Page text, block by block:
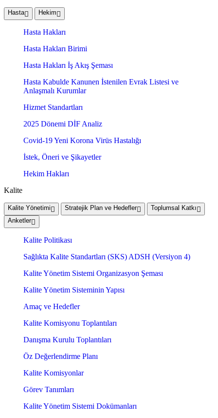
Hasta Hekim
Hasta Hakları
Hasta Hakları Birimi
Hasta Hakları İş Akış Şeması
Hasta Kabulde Kanunen İstenilen Evrak Listesi ve
Anlaşmalı Kurumlar
Hizmet Standartları
2025 Dönemi DİF Analiz
Covid-19 Yeni Korona Virüs Hastalığı
İstek, Öneri ve Şikayetler
Hekim Hakları
Kalite
Kalite Yönetimi Stratejik Plan ve Hedefler
Toplumsal Katkı
Anketler
Kalite Politikası
Sağlıkta Kalite Standartları (SKS) ADSH (Versiyon 4)
Kalite Yönetim Sistemi Organizasyon Şeması
Kalite Yönetim Sisteminin Yapısı
Amaç ve Hedefler
Kalite Komisyonu Toplantıları
Danışma Kurulu Toplantıları
Öz Değerlendirme Planı
Kalite Komisyonlar
Görev Tanımları
Kalite Yönetim Sistemi Dokümanları